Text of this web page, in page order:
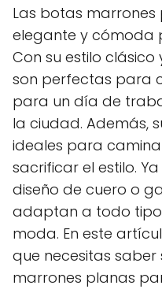
Las botas
elegante y cómoda
Con su estilo
son perfectas para
para un día de
la ciudad. Además,
ideales para
sacrificar el estilo.
diseño de cuero o
adaptan a todo tipo
moda. En este
que necesitas
marrones planas